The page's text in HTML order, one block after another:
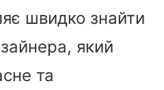
швидко знайти
який
та